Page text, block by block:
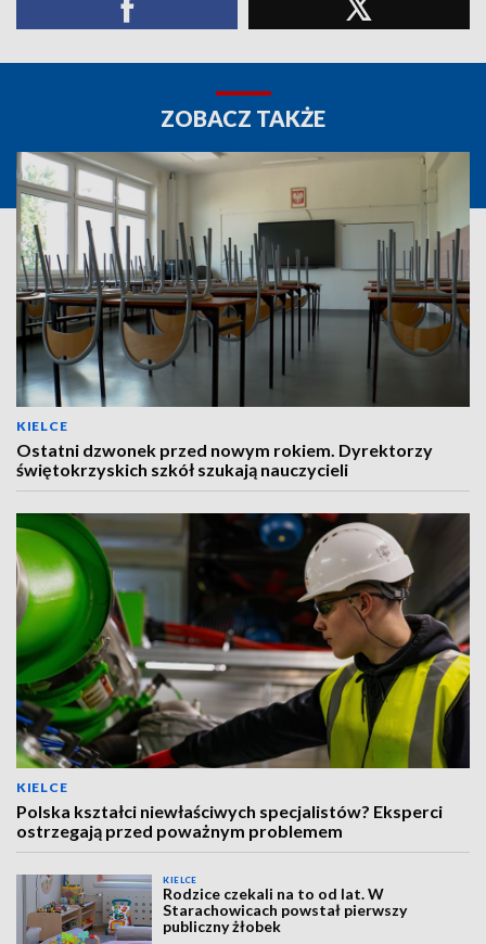
ZOBACZ TAKŻE
KIELCE
Ostatni dzwonek przed nowym rokiem. Dyrektorzy
świętokrzyskich szkół szukają nauczycieli
KIELCE
Polska kształci niewłaściwych specjalistów? Eksperci
ostrzegają przed poważnym problemem
KIELCE
Rodzice czekali na to od lat. W
Starachowicach powstał pierwszy
publiczny żłobek